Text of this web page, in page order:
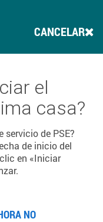
CANCELAR
el
casa?
servicio de PSE?
de inicio del
en «Iniciar
NO